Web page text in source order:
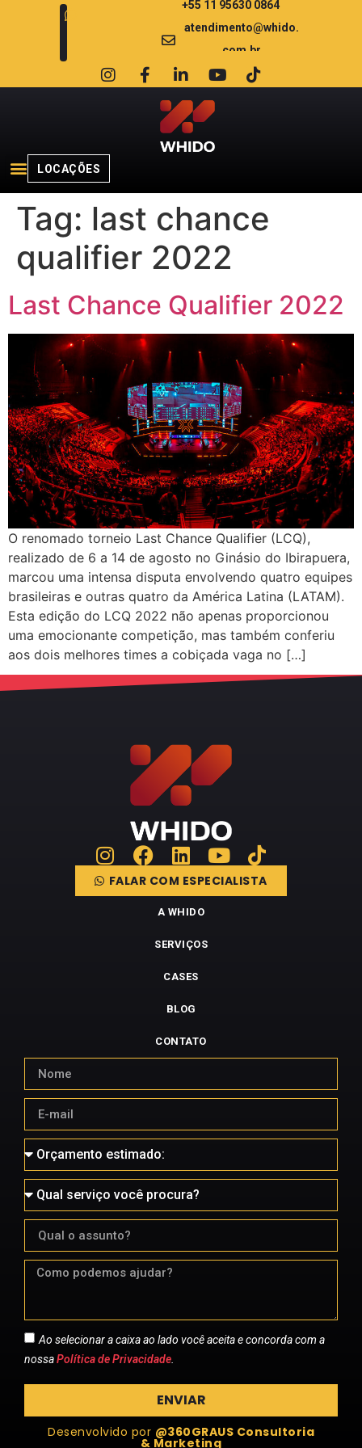
+55 11 95630 0864
atendimento@whido.
com.br
LOCAÇÕES
Tag: last chance
qualifier 2022
Last Chance Qualifier 2022
O renomado torneio Last Chance Qualifier (LCQ),
realizado de 6 a 14 de agosto no Ginásio do Ibirapuera,
marcou uma intensa disputa envolvendo quatro equipes
brasileiras e outras quatro da América Latina (LATAM).
Esta edição do LCQ 2022 não apenas proporcionou
uma emocionante competição, mas também conferiu
aos dois melhores times a cobiçada vaga no […]
FALAR COM ESPECIALISTA
A WHIDO
SERVIÇOS
CASES
BLOG
CONTATO
Ao selecionar a caixa ao lado você aceita e concorda com a
nossaPolítica de Privacidade
ENVIAR
Desenvolvido por @360GRAUS Consultoria
& Marketing